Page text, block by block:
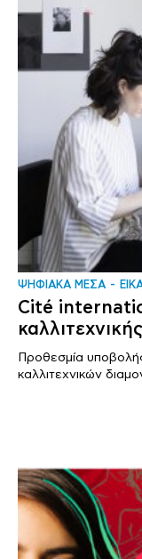
ΨΗΦΙΑΚΑ ΜΕΣΑ
Cité
Προθεσμία
καλλιτεχνικών